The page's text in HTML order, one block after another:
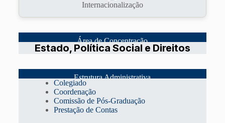
Internacionalização
Área de Concentração
Estado, Política Social e Direitos
Estrutura Administrativa
Colegiado
Coordenação
Comissão de Pós-Graduação
Prestação de Contas